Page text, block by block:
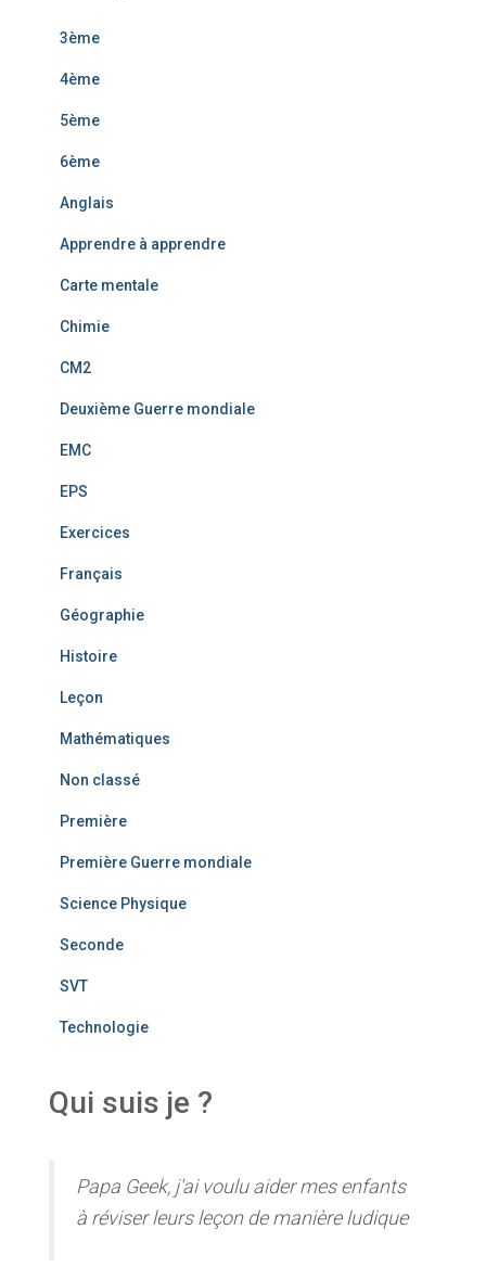
3ème
4ème
5ème
6ème
Anglais
Apprendre à apprendre
Carte mentale
Chimie
CM2
Deuxième Guerre mondiale
EMC
EPS
Exercices
Français
Géographie
Histoire
Leçon
Mathématiques
Non classé
Première
Première Guerre mondiale
Science Physique
Seconde
SVT
Technologie
Qui suis je ?
Papa Geek, j'ai voulu aider mes enfants
à réviser leurs leçon de manière ludique